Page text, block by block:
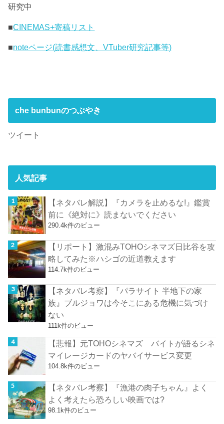
研究中
■CINEMAS+寄稿リスト
■noteページ(読書感想文、VTuber研究記事等)
che bunbunのつぶやき
ツイート
人気記事
【ネタバレ解説】『カメラを止めるな!』鑑賞
前に《絶対に》読まないでください
290.4k件のビュー
【リポート】激混みTOHOシネマズ日比谷を攻
略してみた※ハシゴの近道教えます
114.7k件のビュー
【ネタバレ考察】『パラサイト 半地下の家
族』ブルジョワは今そこにある危機に気づけ
ない
111k件のビュー
【悲報】元TOHOシネマズ バイトが語るシネ
マイレージカードのヤバイサービス変更
104.8k件のビュー
【ネタバレ考察】『漁港の肉子ちゃん』よく
よく考えたら恐ろしい映画では?
98.1k件のビュー